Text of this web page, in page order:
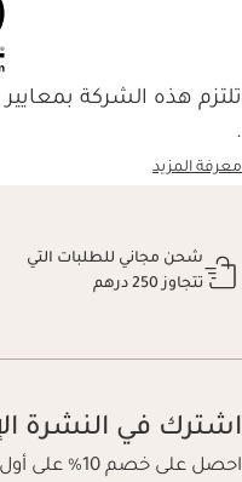
تلتزم هذه الشركة بمعايير
.
معرفة المزيد
شحن مجاني للطلبات التي
تتجاوز 250 درهم
اشترك في النشرة
احصل على خصم 10% على أول طلب لك